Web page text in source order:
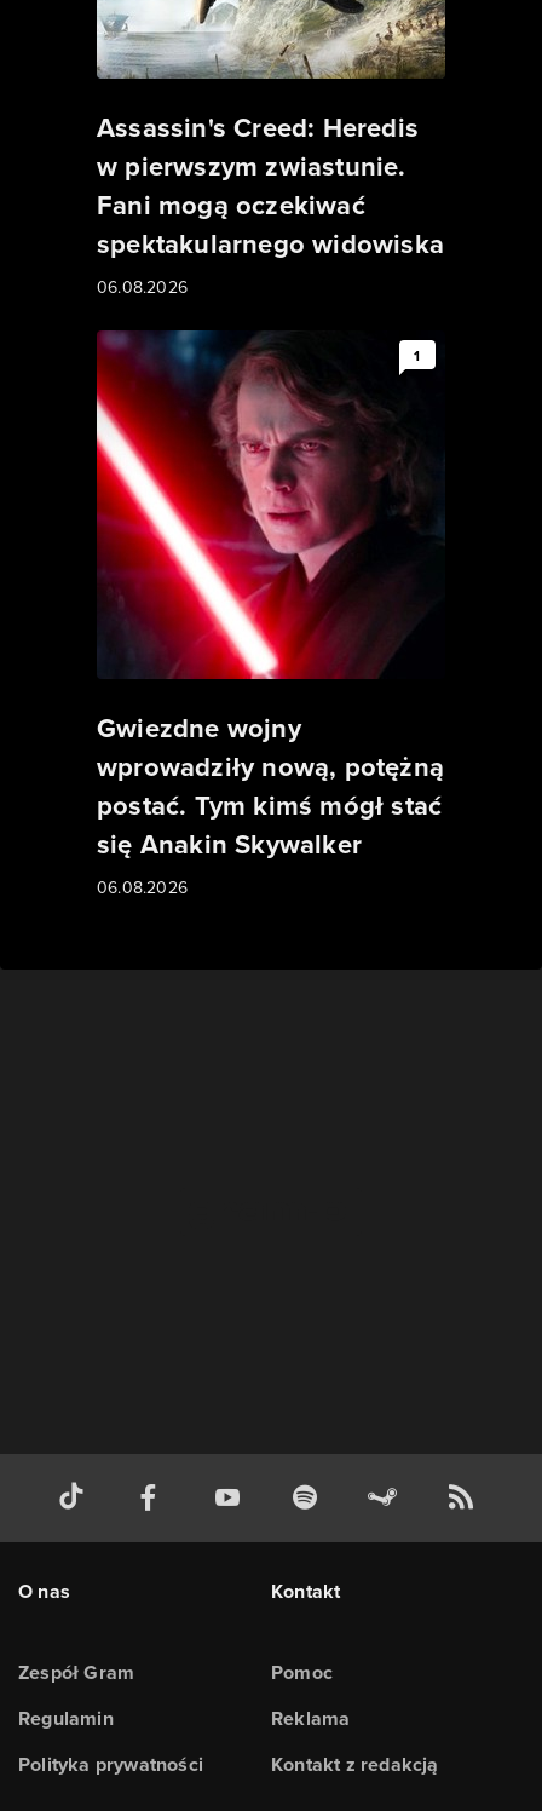
Assassin's Creed: Heredis
w pierwszym zwiastunie.
Fani mogą oczekiwać
spektakularnego widowiska
06.08.2026
1
Gwiezdne wojny
wprowadziły nową, potężną
postać. Tym kimś mógł stać
się Anakin Skywalker
06.08.2026
O nas
Zespół Gram
Regulamin
Polityka prywatności
Kontakt
Pomoc
Reklama
Kontakt z redakcją